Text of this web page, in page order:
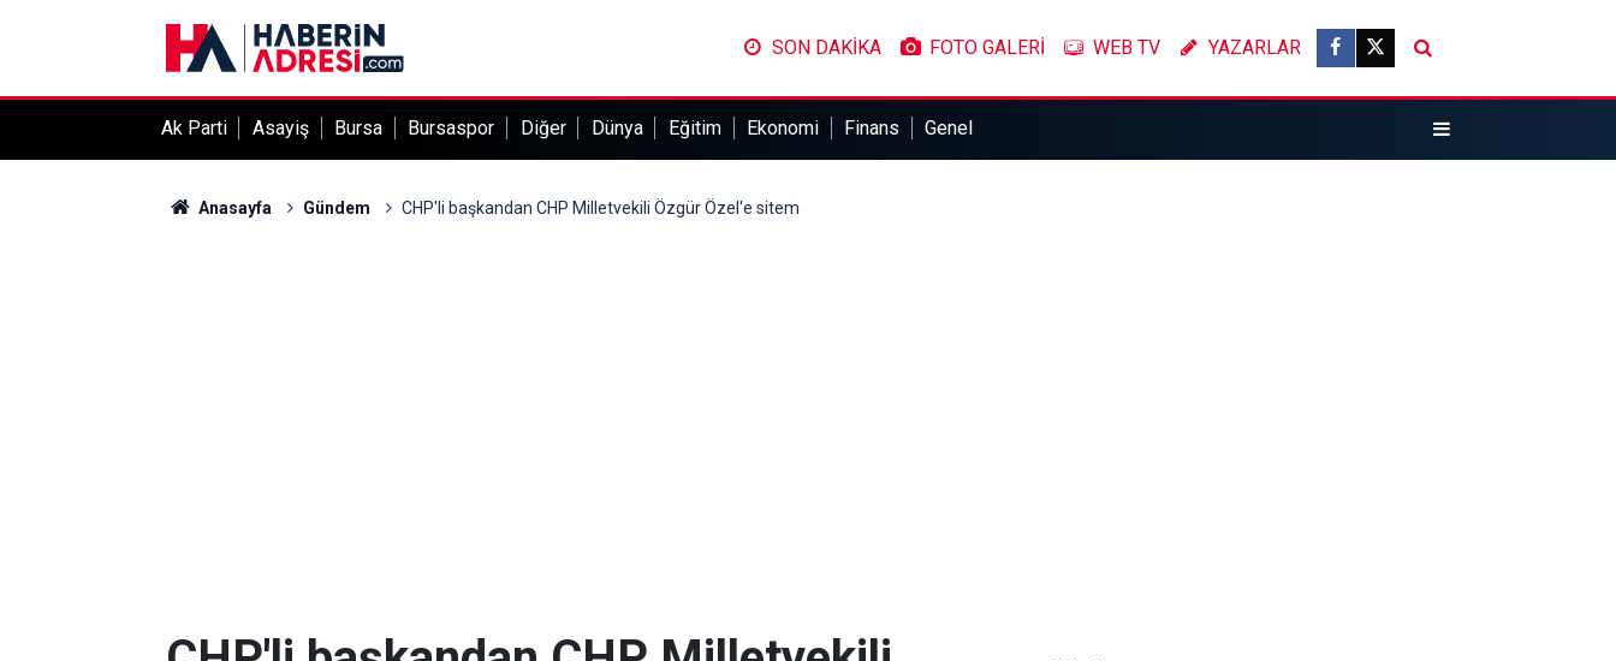
SON DAKİKA FOTO GALERİ WEB TV YAZARLAR
Ak Parti Asayiş Bursa Bursaspor Diğer Dünya Eğitim Ekonomi Finans Genel
Anasayfa Gündem CHP'li başkandan CHP Milletvekili Özgür Özel'e sitem